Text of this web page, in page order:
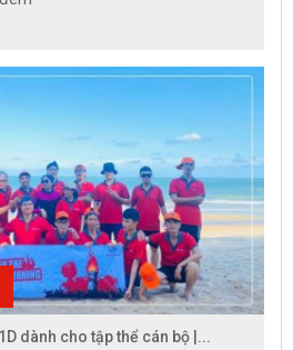
dành cho tập thể cán bộ |...